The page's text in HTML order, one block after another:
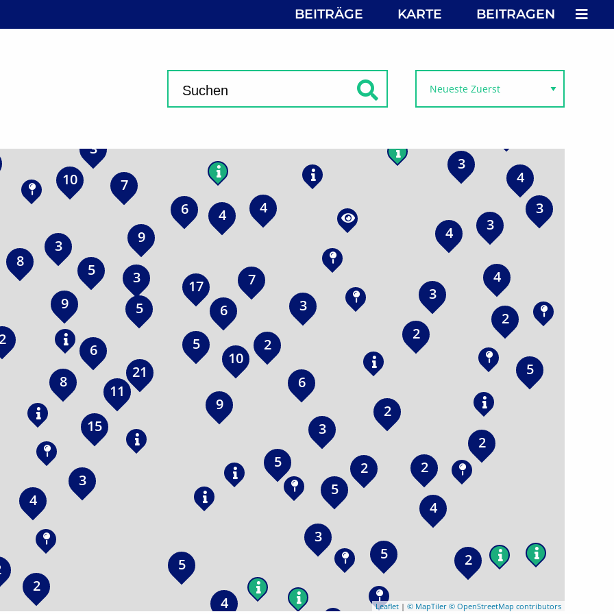
BEITRÄGE KARTE BEITRAGEN
SUCHEN
2
4
2
5
4
6 4 4
8
4
11
3
15
2
5
2
2
2
5
3
3
5
6
21
6
2
5
9
10
6 3
7
17
5
2
3
2
4
3
3
4
4
3
2
3
7
10
3
3
3
9
5
9
5
8
Leaflet | © MapTiler © OpenStreetMap contributors